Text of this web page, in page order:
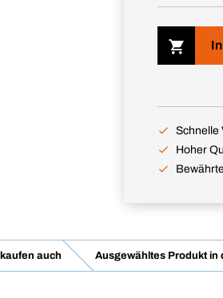
Schnelle
Hoher
auch Ausgewähltes Produkt in